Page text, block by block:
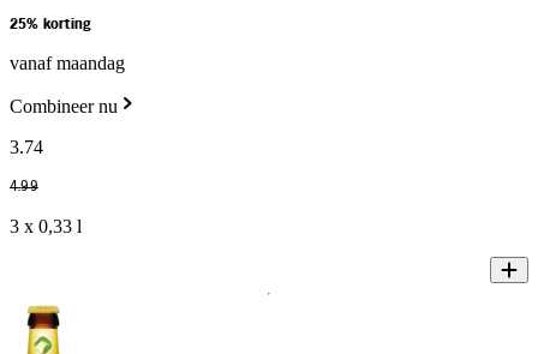
25% korting
vanaf maandag
Combineer nu
3.74
4.99
3 x 0,33 l